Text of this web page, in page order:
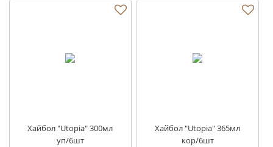
Хайбол "Utopia" 300мл
уп/6шт
Хайбол "Utopia" 365мл
кор/6шт